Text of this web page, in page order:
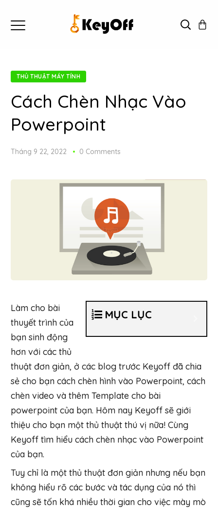
THỦ THUẬT MÁY TÍNH
Cách Chèn Nhạc Vào
Powerpoint
Tháng 9 22, 2022 0 Comments
MỤC LỤC
Làm cho bài
thuyết trình của
bạn sinh động
hơn với các thủ
thuật đơn giản, ở các blog trước Keyoff đã chia
sẻ cho bạn cách chèn hình vào Powerpoint, cách
chèn video và thêm Template cho bài
powerpoint của bạn. Hôm nay Keyoff sẽ giới
thiệu cho bạn một thủ thuật thú vị nữa! Cùng
Keyoff tìm hiểu cách chèn nhạc vào Powerpoint
của bạn.
Tuy chỉ là một thủ thuật đơn giản nhưng nếu bạn
không hiểu rõ các bước và tác dụng của nó thì
cũng sẽ tốn khá nhiều thời gian cho việc mày mò